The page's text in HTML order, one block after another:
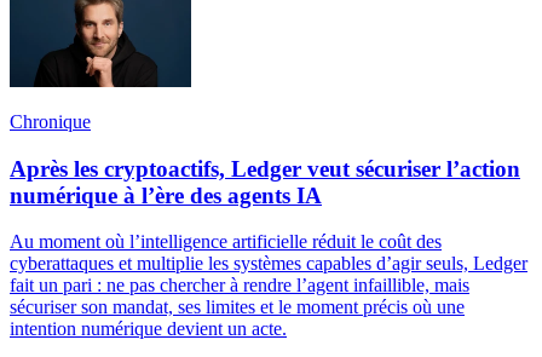
Chronique
Après les cryptoactifs, Ledger veut sécuriser l’action
numérique à l’ère des agents IA
Au moment où l’intelligence artificielle réduit le coût des
cyberattaques et multiplie les systèmes capables d’agir seuls, Ledger
fait un pari : ne pas chercher à rendre l’agent infaillible, mais
sécuriser son mandat, ses limites et le moment précis où une
intention numérique devient un acte.